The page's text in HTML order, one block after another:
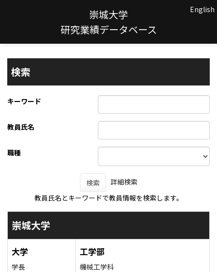
崇城大学
研究業績データベース
English
検索
キーワード
教員氏名
職種
検索
詳細検索
教員氏名とキーワードで教員情報を検索します。
崇城大学
大学
学長
工学部
機械工学科